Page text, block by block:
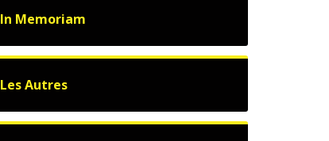
In Memoriam
Les Autres